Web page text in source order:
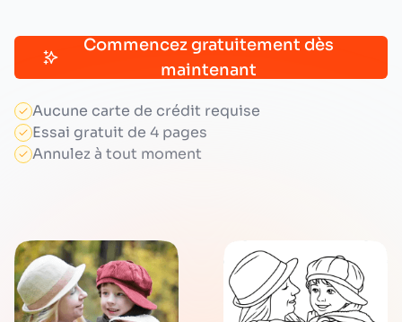
Commencez gratuitement dès
maintenant
Aucune carte de crédit requise
Essai gratuit de 4 pages
Annulez à tout moment